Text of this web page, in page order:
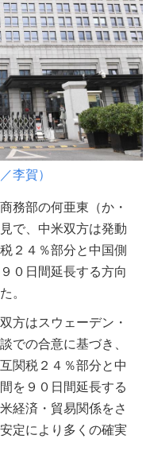
李賀）
務部の何亜東（か・
で、中米双方は発動
２４％部分と中国側
０日間延長する方向
。
方はスウェーデン・
での合意に基づき、
関税２４％部分と中
を９０日間延長する
経済・貿易関係をさ
定により多くの確実